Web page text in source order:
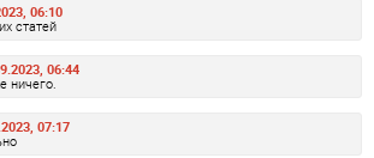
06:10
статей
06:44
ничего.
07:17